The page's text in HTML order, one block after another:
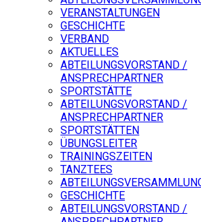
VERANSTALTUNGEN
GESCHICHTE
VERBAND
AKTUELLES
ABTEILUNGSVORSTAND /
ANSPRECHPARTNER
SPORTSTÄTTE
ABTEILUNGSVORSTAND /
ANSPRECHPARTNER
SPORTSTÄTTEN
ÜBUNGSLEITER
TRAININGSZEITEN
TANZTEES
GESCHICHTE
ABTEILUNGSVORSTAND /